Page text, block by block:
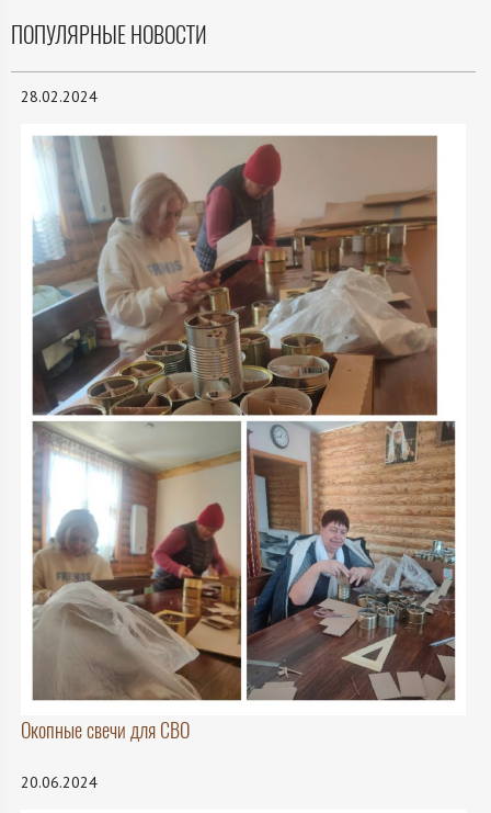
ПОПУЛЯРНЫЕ НОВОСТИ
28.02.2024
Окопные свечи для СВО
20.06.2024